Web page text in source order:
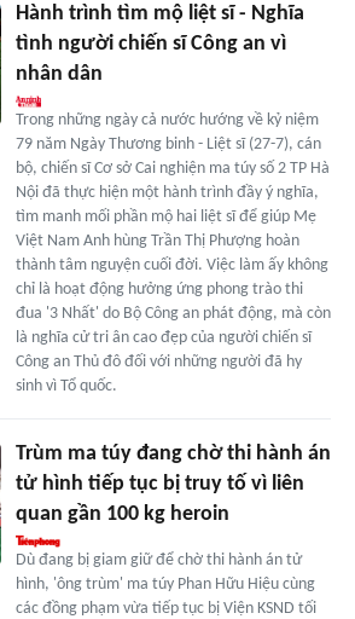
Hành trình tìm mộ liệt sĩ - Nghĩa
tình người chiến sĩ Công an vì
nhân dân
Trong những ngày cả nước hướng về kỷ niệm
79 năm Ngày Thương binh - Liệt sĩ (27-7), cán
bộ, chiến sĩ Cơ sở Cai nghiện ma túy số 2 TP Hà
Nội đã thực hiện một hành trình đầy ý nghĩa,
tìm manh mối phần mộ hai liệt sĩ để giúp Mẹ
Việt Nam Anh hùng Trần Thị Phượng hoàn
thành tâm nguyện cuối đời. Việc làm ấy không
chỉ là hoạt động hưởng ứng phong trào thi
đua '3 Nhất' do Bộ Công an phát động, mà còn
là nghĩa cử tri ân cao đẹp của người chiến sĩ
Công an Thủ đô đối với những người đã hy
sinh vì Tổ quốc.
Trùm ma túy đang chờ thi hành án
tử hình tiếp tục bị truy tố vì liên
quan gần 100 kg heroin
Dù đang bị giam giữ để chờ thi hành án tử
hình, 'ông trùm' ma túy Phan Hữu Hiệu cùng
các đồng phạm vừa tiếp tục bị Viện KSND tối